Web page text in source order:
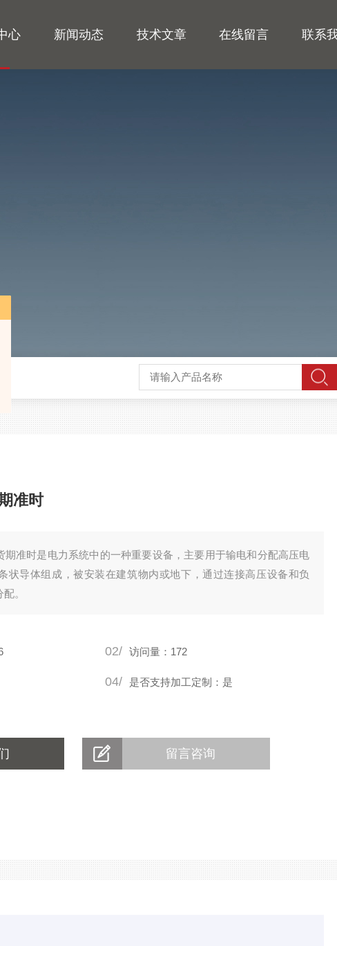
心 新闻动态 技术文章 在线留言 联系
准时
期准时是电力系统中的一种重要设备，主要用于输电和分配高压电
状导体组成，被安装在建筑物内或地下，通过连接高压设备和负
。
02/ 访问量：172
04/ 是否支持加工定制：是
留言咨询